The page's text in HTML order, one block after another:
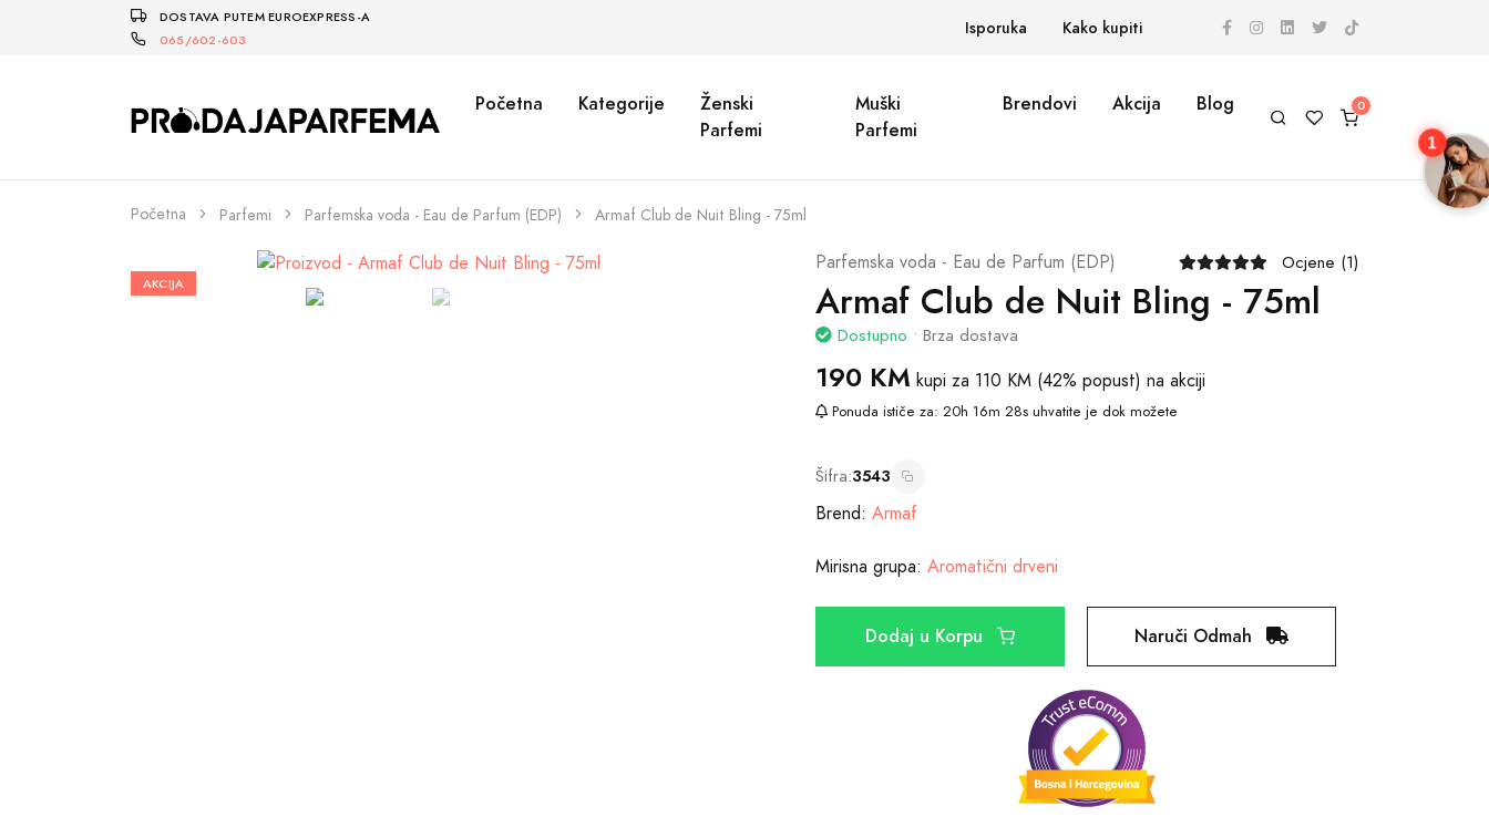
DOSTAVA PUTEM EUROEXPRESS-A
065/602-603
Isporuka Kako kupiti
Početna Kategorije
Ženski
Parfemi
Muški
Parfemi
Brendovi Akcija Blog
Početna Parfemi Parfemska voda - Eau de Parfum (EDP) Armaf Club de Nuit Bling - 75ml
AKCIJA
Parfemska voda - Eau de Parfum (EDP) Ocjene (1)
Armaf Club de Nuit Bling - 75ml
Dostupno • Brza dostava
190 KM kupi za 110 KM (42% popust) na akciji
Ponuda ističe za: 20h 16m 27suhvatite je dok možete
Šifra:3543
Brend: Armaf
Mirisna grupa: Aromatični drveni
Dodaj u Korpu Naruči Odmah
1